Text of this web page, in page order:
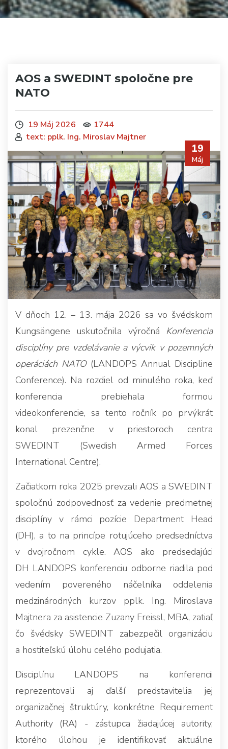
AOS a SWEDINT spoločne pre
NATO
19 Máj 2026
1744
text: pplk. Ing. Miroslav Majtner
19
Máj
V dňoch 12. – 13. mája 2026 sa vo švédskom
Kungsängene uskutočnila výročná Konferencia
disciplíny pre vzdelávanie a výcvik v pozemných
operáciách NATO(LANDOPS Annual Discipline
Conference). Na rozdiel od minulého roka, keď
konferencia prebiehala formou
videokonferencie, sa tento ročník po prvýkrát
konal prezenčne v priestoroch centra
SWEDINT (Swedish Armed Forces
International Centre).
Začiatkom roka 2025 prevzali AOS a SWEDINT
spoločnú zodpovednosť za vedenie predmetnej
disciplíny v rámci pozície Department Head
(DH), a to na princípe rotujúceho predsedníctva
v dvojročnom cykle. AOS ako predsedajúci
DH LANDOPS konferenciu odborne riadila pod
vedením povereného náčelníka oddelenia
medzinárodných kurzov pplk. Ing. Miroslava
Majtnera za asistencie Zuzany Freissl, MBA, zatiaľ
čo švédsky SWEDINT zabezpečil organizáciu
a hostiteľskú úlohu celého podujatia.
Disciplínu LANDOPS na konferencii
reprezentovali aj ďalší predstavitelia jej
organizačnej štruktúry, konkrétne Requirement
Authority (RA) - zástupca žiadajúcej autority,
ktorého úlohou je identifikovať aktuálne